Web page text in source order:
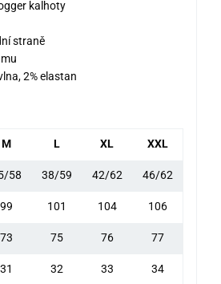
kalhoty
straně
2% elastan
M L XL XXL
58 38/59 42/62 46/62
99 101 104 106
73 75 76 77
31 32 33 34